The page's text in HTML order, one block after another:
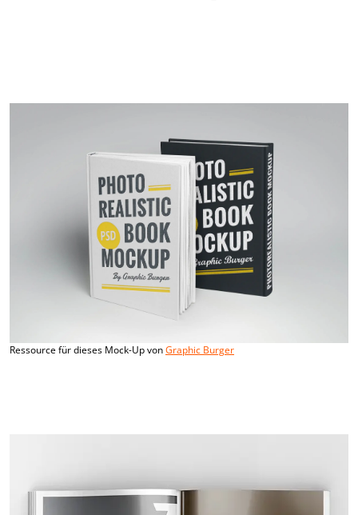
Ressource für dieses Mock-Up vonGraphic Burger